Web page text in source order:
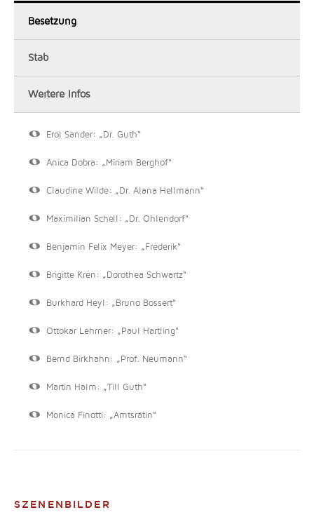
Besetzung
Stab
Weitere Infos
Erol Sander: „Dr. Guth“
Anica Dobra: „Miriam Berghof“
Claudine Wilde: „Dr. Alana Hellmann“
Maximilian Schell: „Dr. Ohlendorf“
Benjamin Felix Meyer: „Frederik“
Brigitte Kren: „Dorothea Schwartz“
Burkhard Heyl: „Bruno Bossert“
Ottokar Lehrner: „Paul Hartling“
Bernd Birkhahn: „Prof. Neumann“
Martin Halm: „Till Guth“
Monica Finotti: „Amtsrätin“
SZENENBILDER